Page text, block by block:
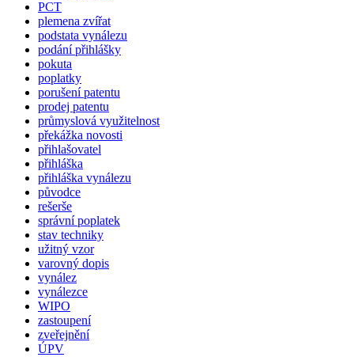
PCT
plemena zvířat
podstata vynálezu
podání přihlášky
pokuta
poplatky
porušení patentu
prodej patentu
průmyslová využitelnost
překážka novosti
přihlašovatel
přihláška
přihláška vynálezu
původce
rešerše
správní poplatek
stav techniky
užitný vzor
varovný dopis
vynález
vynálezce
WIPO
zastoupení
zveřejnění
ÚPV